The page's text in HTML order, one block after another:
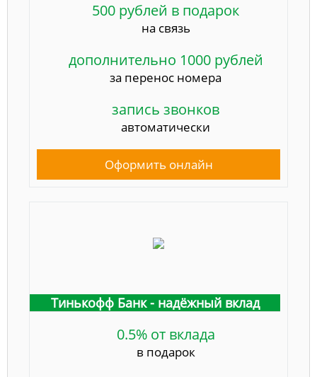
500 рублей в подарок
на связь
дополнительно 1000 рублей
за перенос номера
запись звонков
автоматически
Оформить онлайн
Тинькофф Банк - надёжный вклад
0.5% от вклада
в подарок